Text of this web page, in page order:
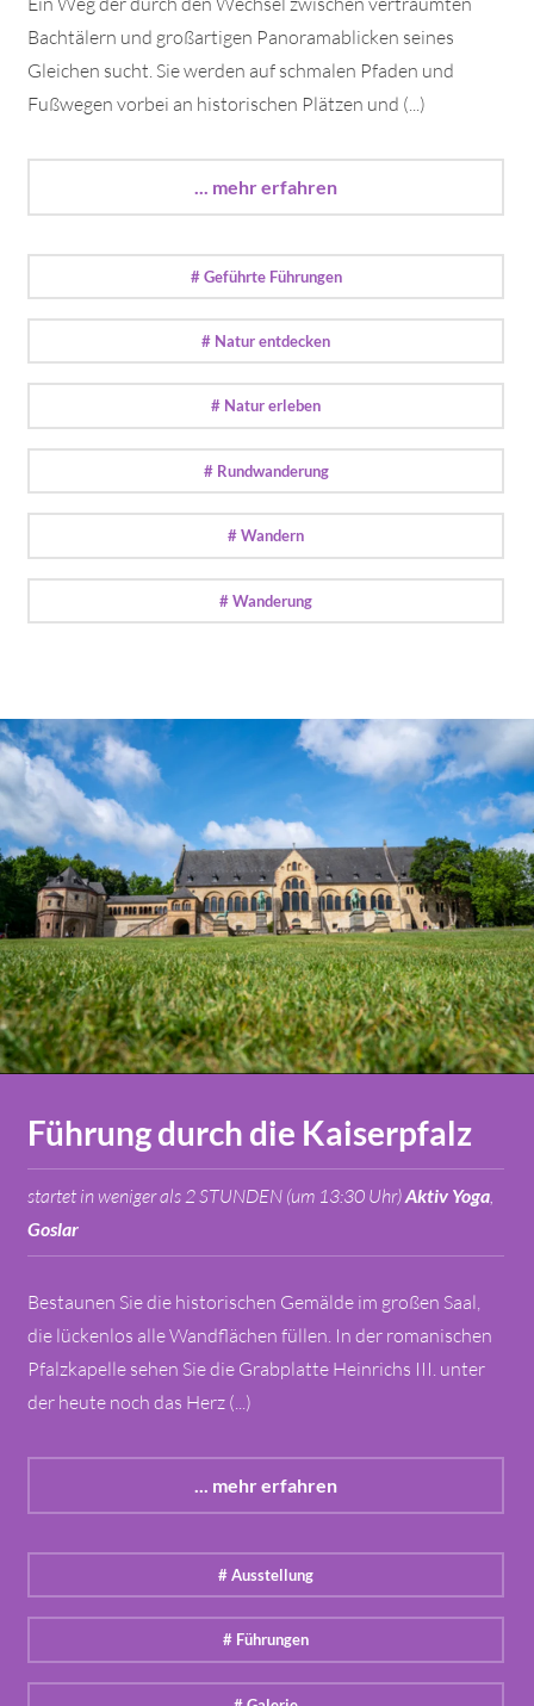
Bachtälern und großartigen Panoramablicken seines
Gleichen sucht. Sie werden auf schmalen Pfaden und
Fußwegen vorbei an historischen Plätzen und (...)
... mehr erfahren
# Geführte Führungen
# Natur entdecken
# Natur erleben
# Rundwanderung
# Wandern
# Wanderung
Führung durch die Kaiserpfalz
startet in weniger als 2 STUNDEN (um 13:30 Uhr)Aktiv Yoga,
Goslar
Bestaunen Sie die historischen Gemälde im großen Saal,
die lückenlos alle Wandflächen füllen. In der romanischen
Pfalzkapelle sehen Sie die Grabplatte Heinrichs III. unter
der heute noch das Herz (...)
... mehr erfahren
# Ausstellung
# Führungen